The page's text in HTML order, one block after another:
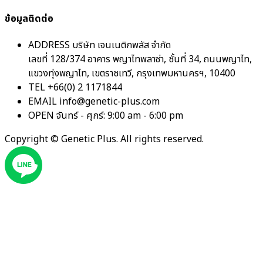
ข้อมูลติดต่อ
ADDRESS บริษัท เจนเนติกพลัส จำกัด
เลขที่ 128/374 อาคาร พญาไทพลาซ่า, ชั้นที่ 34, ถนนพญาไท,
แขวงทุ่งพญาไท, เขตราชเทวี, กรุงเทพมหานครฯ, 10400
TEL +66(0) 2 1171844
EMAIL info@genetic-plus.com
OPEN จันทร์ - ศุกร์: 9:00 am - 6:00 pm
Copyright © Genetic Plus. All rights reserved.